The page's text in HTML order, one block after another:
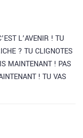
L’AVENIR ! TU
? TU CLIGNOTES
MAINTENANT ! PAS
! TU VAS